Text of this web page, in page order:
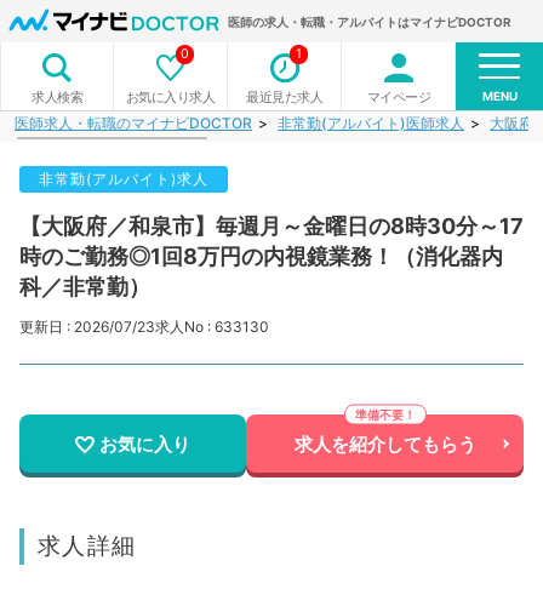
医師の求人・転職・アルバイトはマイナビDOCTOR
求人検索 お気に入り求人
0
最近見た求人
1
マイページ MENU
医師求人・転職のマイナビDOCTOR 非常勤(アルバイト)医師求人 大阪府
非常勤(アルバイト)求人
【大阪府／和泉市】毎週月～金曜日の8時30分～17
時のご勤務◎1回8万円の内視鏡業務！（消化器内
科／非常勤）
更新日 : 2026/07/23求人No : 633130
お気に入り 求人を紹介してもらう
求人詳細